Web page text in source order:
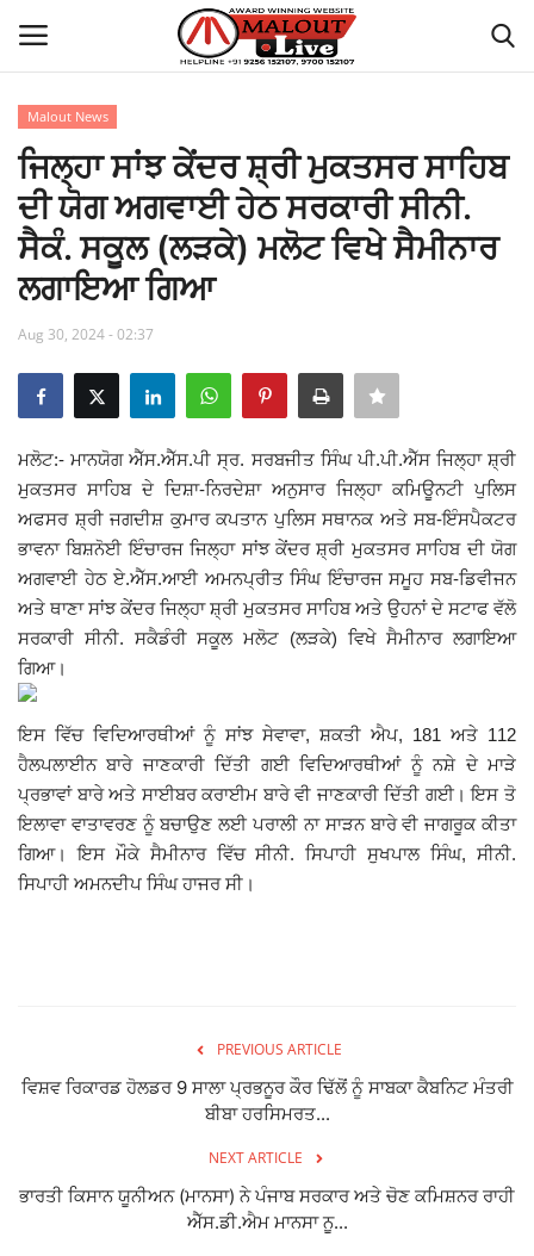
Home
About Us
How to Reach Malout
Privacy Policy
Malout News
History of Malout
Giddarbaha
Railway Time Table
Lambi
Sri Muktsar Sahib News
Punjab
Life & Style
Malout News
ਜਿਲ੍ਹਾ ਸਾਂਝ ਕੇਂਦਰ ਸ਼੍ਰੀ ਮੁਕਤਸਰ ਸਾਹਿਬ
ਦੀ ਯੋਗ ਅਗਵਾਈ ਹੇਠ ਸਰਕਾਰੀ ਸੀਨੀ.
ਸੈਕੰ. ਸਕੂਲ (ਲੜਕੇ) ਮਲੋਟ ਵਿਖੇ ਸੈਮੀਨਾਰ
ਲਗਾਇਆ ਗਿਆ
Aug 30, 2024 - 02:37
ਮਲੋਟ:- ਮਾਨਯੋਗ ਐੱਸ.ਐੱਸ.ਪੀ ਸ੍ਰ. ਸਰਬਜੀਤ ਸਿੰਘ ਪੀ.ਪੀ.ਐੱਸ ਜਿਲ੍ਹਾ ਸ਼੍ਰੀ
ਮੁਕਤਸਰ ਸਾਹਿਬ ਦੇ ਦਿਸ਼ਾ-ਨਿਰਦੇਸ਼ਾ ਅਨੁਸਾਰ ਜਿਲ੍ਹਾ ਕਮਿਊਨਟੀ ਪੁਲਿਸ
ਅਫਸਰ ਸ਼੍ਰੀ ਜਗਦੀਸ਼ ਕੁਮਾਰ ਕਪਤਾਨ ਪੁਲਿਸ ਸਥਾਨਕ ਅਤੇ ਸਬ-ਇੰਸਪੈਕਟਰ
ਭਾਵਨਾ ਬਿਸ਼ਨੋਈ ਇੰਚਾਰਜ ਜਿਲ੍ਹਾ ਸਾਂਝ ਕੇਂਦਰ ਸ਼੍ਰੀ ਮੁਕਤਸਰ ਸਾਹਿਬ ਦੀ ਯੋਗ
ਅਗਵਾਈ ਹੇਠ ਏ.ਐੱਸ.ਆਈ ਅਮਨਪ੍ਰੀਤ ਸਿੰਘ ਇੰਚਾਰਜ ਸਮੂਹ ਸਬ-ਡਿਵੀਜਨ
ਅਤੇ ਥਾਣਾ ਸਾਂਝ ਕੇਂਦਰ ਜਿਲ੍ਹਾ ਸ਼੍ਰੀ ਮੁਕਤਸਰ ਸਾਹਿਬ ਅਤੇ ਉਹਨਾਂ ਦੇ ਸਟਾਫ ਵੱਲੋ
ਸਰਕਾਰੀ ਸੀਨੀ. ਸਕੈਡੰਰੀ ਸਕੂਲ ਮਲੋਟ (ਲੜਕੇ) ਵਿਖੇ ਸੈਮੀਨਾਰ ਲਗਾਇਆ
ਗਿਆ।
ਇਸ ਵਿੱਚ ਵਿਦਿਆਰਥੀਆਂ ਨੂੰ ਸਾਂਝ ਸੇਵਾਵਾ, ਸ਼ਕਤੀ ਐਪ, 181 ਅਤੇ 112
ਹੈਲਪਲਾਈਨ ਬਾਰੇ ਜਾਣਕਾਰੀ ਦਿੱਤੀ ਗਈ ਵਿਦਿਆਰਥੀਆਂ ਨੂੰ ਨਸ਼ੇ ਦੇ ਮਾੜੇ
ਪ੍ਰਭਾਵਾਂ ਬਾਰੇ ਅਤੇ ਸਾਈਬਰ ਕਰਾਈਮ ਬਾਰੇ ਵੀ ਜਾਣਕਾਰੀ ਦਿੱਤੀ ਗਈ। ਇਸ ਤੋ
ਇਲਾਵਾ ਵਾਤਾਵਰਣ ਨੂੰ ਬਚਾਉਣ ਲਈ ਪਰਾਲੀ ਨਾ ਸਾੜਨ ਬਾਰੇ ਵੀ ਜਾਗਰੂਕ ਕੀਤਾ
ਗਿਆ। ਇਸ ਮੌਕੇ ਸੈਮੀਨਾਰ ਵਿੱਚ ਸੀਨੀ. ਸਿਪਾਹੀ ਸੁਖਪਾਲ ਸਿੰਘ, ਸੀਨੀ.
ਸਿਪਾਹੀ ਅਮਨਦੀਪ ਸਿੰਘ ਹਾਜਰ ਸੀ।
PREVIOUS ARTICLE
ਵਿਸ਼ਵ ਰਿਕਾਰਡ ਹੋਲਡਰ 9 ਸਾਲਾ ਪ੍ਰਭਨੂਰ ਕੌਰ ਢਿੱਲੋਂ ਨੂੰ ਸਾਬਕਾ ਕੈਬਨਿਟ ਮੰਤਰੀ
ਬੀਬਾ ਹਰਸਿਮਰਤ...
NEXT ARTICLE
ਭਾਰਤੀ ਕਿਸਾਨ ਯੂਨੀਅਨ (ਮਾਨਸਾ) ਨੇ ਪੰਜਾਬ ਸਰਕਾਰ ਅਤੇ ਚੋਣ ਕਮਿਸ਼ਨਰ ਰਾਹੀ
ਐੱਸ.ਡੀ.ਐਮ ਮਾਨਸਾ ਨੂ...